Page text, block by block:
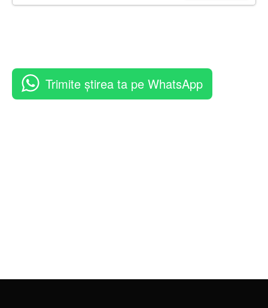
Trimite știrea ta pe WhatsApp